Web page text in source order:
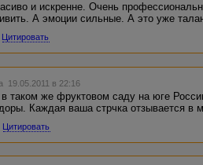
и искренне. Очень
А эмоции сильные. А это уже
Цитировать
19.05.2011 в 22:16
таком же фруктовом саду на юге
Каждая ваша стрчка отзывается
Цитировать